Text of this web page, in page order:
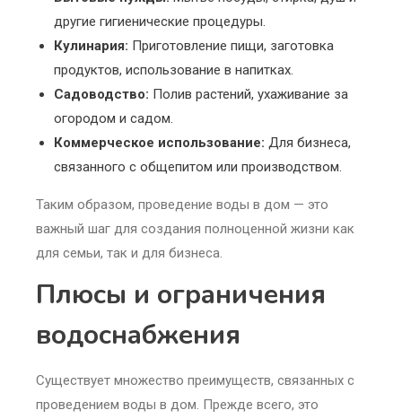
другие гигиенические процедуры.
Кулинария: Приготовление пищи, заготовка
продуктов, использование в напитках.
Садоводство: Полив растений, ухаживание за
огородом и садом.
Коммерческое использование: Для бизнеса,
связанного с общепитом или производством.
Таким образом, проведение воды в дом — это
важный шаг для создания полноценной жизни как
для семьи, так и для бизнеса.
Плюсы и ограничения
водоснабжения
Существует множество преимуществ, связанных с
проведением воды в дом. Прежде всего, это